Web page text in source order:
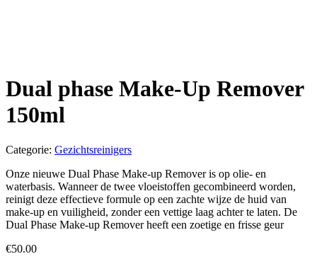
Dual phase Make-Up Remover
150ml
Categorie: Gezichtsreinigers
Onze nieuwe Dual Phase Make-up Remover is op olie- en
waterbasis. Wanneer de twee vloeistoffen gecombineerd worden,
reinigt deze effectieve formule op een zachte wijze de huid van
make-up en vuiligheid, zonder een vettige laag achter te laten. De
Dual Phase Make-up Remover heeft een zoetige en frisse geur
€50.00